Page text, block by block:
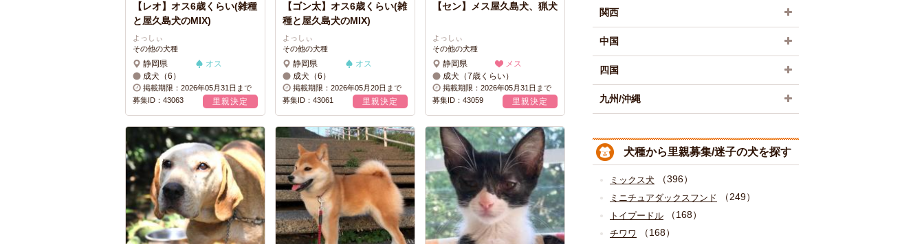
【レオ】オス6歳くらい(雑種
と屋久島犬のMIX)
よっしぃ
その他の犬種
静岡県
オス
成犬（6）
掲載期限：2026年05月31日まで
募集ID：43063
里親決定
【ゴン太】オス6歳くらい(雑
種と屋久島犬のMIX)
よっしぃ
その他の犬種
静岡県
オス
成犬（6）
掲載期限：2026年05月20日まで
募集ID：43061
里親決定
【セン】メス屋久島犬、猟犬
よっしぃ
その他の犬種
静岡県
メス
成犬（7歳くらい）
掲載期限：2026年05月31日まで
募集ID：43059
里親決定
関西
中国
四国
九州/沖縄
犬種から里親募集/迷子の犬を探す
ミックス犬 （396）
ミニチュアダックスフンド （249）
トイプードル （168）
チワワ （168）